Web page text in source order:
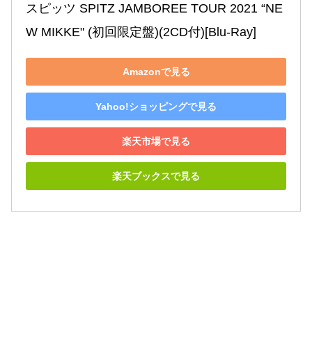
スピッツ SPITZ JAMBOREE TOUR 2021 “NE
W MIKKE" (初回限定盤)(2CD付)[Blu-Ray]
Amazonで見る
Yahoo!ショッピングで見る
楽天市場で見る
楽天ブックスで見る